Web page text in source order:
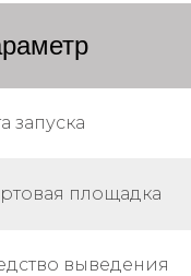
запуска
площадка
выведения